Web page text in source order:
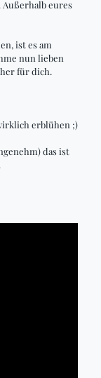
Außerhalb eures
ist es am
nun lieben
für dich.
erblühen ;)
das ist